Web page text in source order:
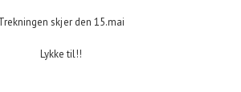
skjer den 15.mai
Lykke til!!